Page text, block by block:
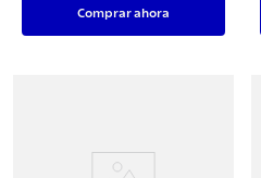
Comprar ahora